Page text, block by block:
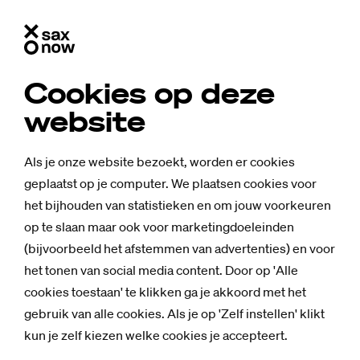
Cookies op deze
website
Als je onze website bezoekt, worden er cookies
geplaatst op je computer. We plaatsen cookies voor
het bijhouden van statistieken en om jouw voorkeuren
op te slaan maar ook voor marketingdoeleinden
(bijvoorbeeld het afstemmen van advertenties) en voor
het tonen van social media content. Door op 'Alle
cookies toestaan' te klikken ga je akkoord met het
gebruik van alle cookies. Als je op 'Zelf instellen' klikt
kun je zelf kiezen welke cookies je accepteert.